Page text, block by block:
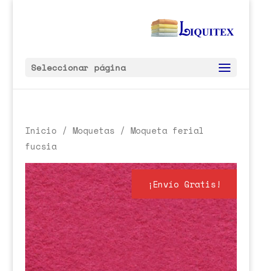
Seleccionar página
Inicio / Moquetas / Moqueta ferial
fucsia
¡Envío Gratis!